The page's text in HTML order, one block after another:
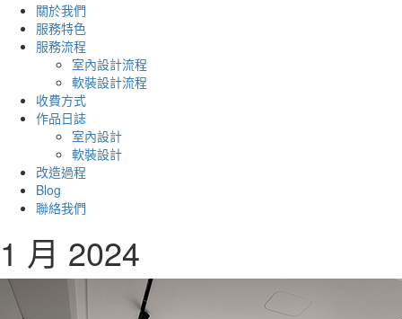
關於我們
服務特色
服務流程
室內設計流程
軟裝設計流程
收費方式
作品日誌
室內設計
軟裝設計
改造過程
Blog
聯絡我們
1 月 2024